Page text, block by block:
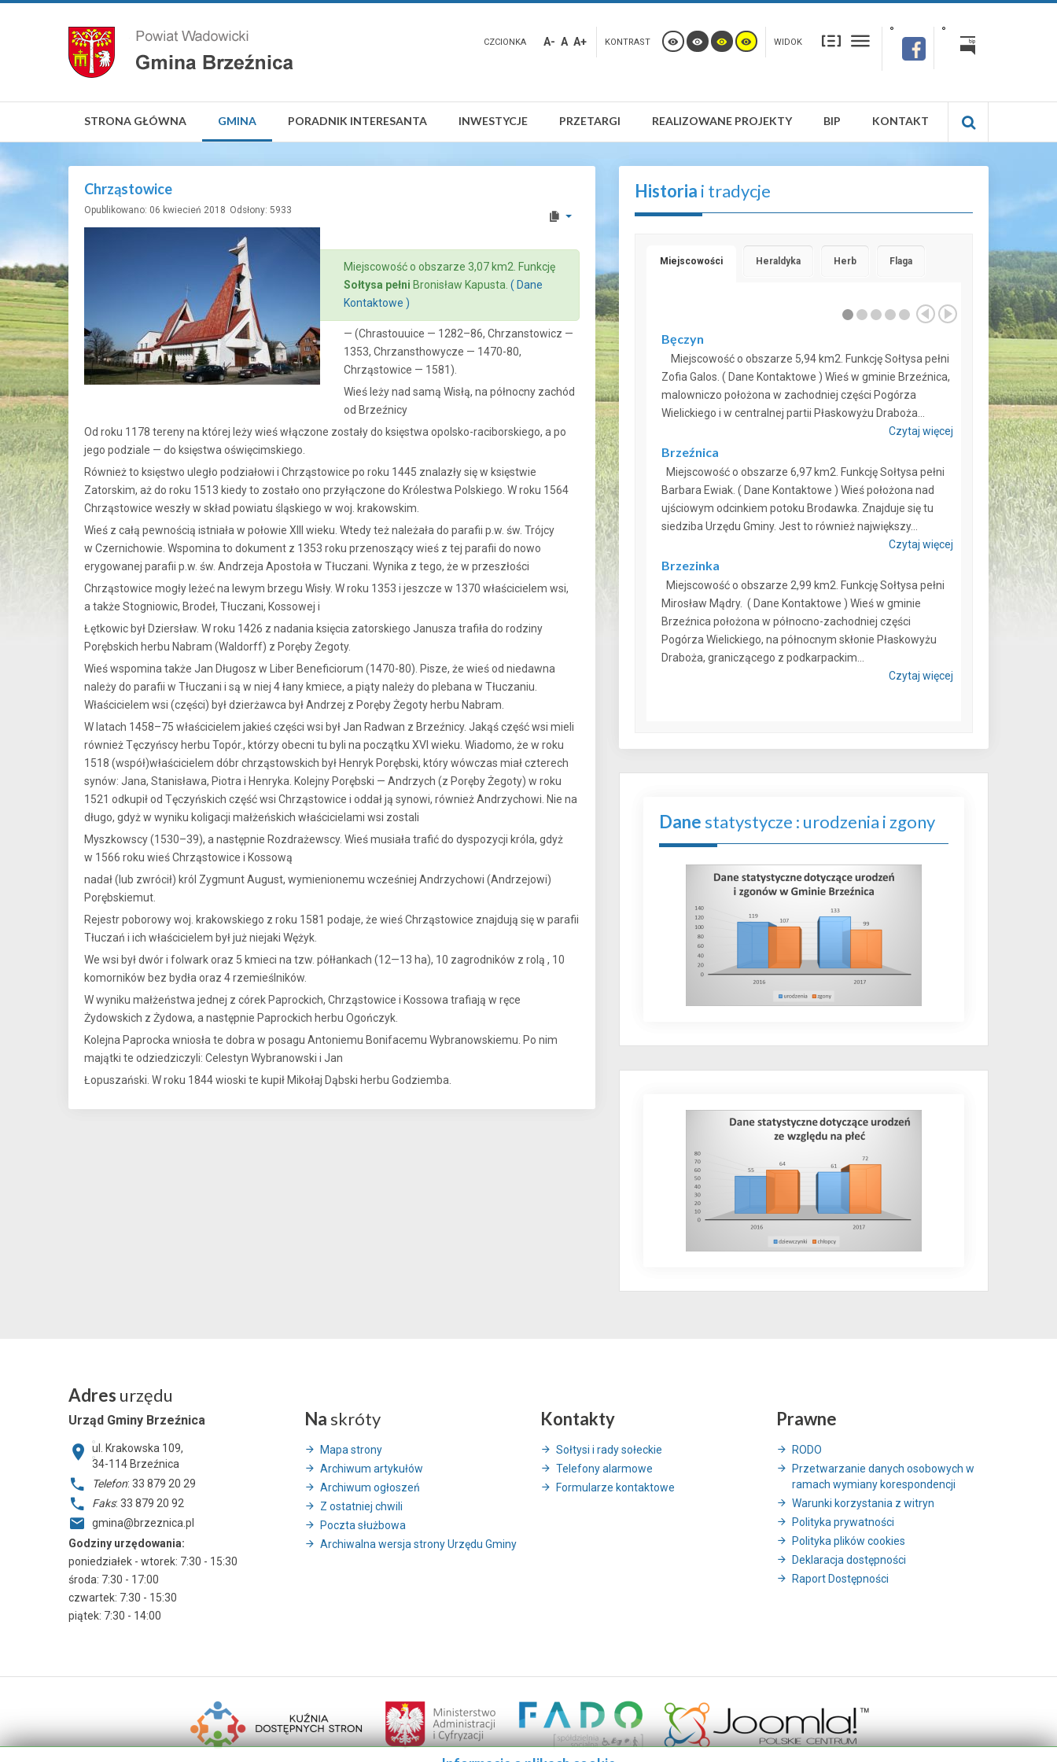
CZCIONKA A- A A+ KONTRAST WIDOK
STRONA GŁÓWNA GMINA PORADNIK INTERESANTA INWESTYCJE PRZETARGI REALIZOWANE PROJEKTY BIP KONTAKT
Chrząstowice
Opublikowano: 06 kwiecień 2018 Odsłony: 5933
Miejscowość o obszarze 3,07 km2. Funkcję
Sołtysa pełni Bronisław Kapusta. ( Dane
Kontaktowe )
— (Chrastouuice — 1282–86, Chrzanstowicz —
1353, Chrzansthowycze — 1470-80,
Chrząstowice — 1581).
Wieś leży nad samą Wisłą, na północny zachód
od Brzeźnicy
Od roku 1178 tereny na której leży wieś włączone zostały do księstwa opolsko-raciborskiego, a po
jego podziale — do księstwa oświęcimskiego.
Również to księstwo uległo podziałowi i Chrząstowice po roku 1445 znalazły się w księstwie
Zatorskim, aż do roku 1513 kiedy to zostało ono przyłączone do Królestwa Polskiego. W roku 1564
Chrząstowice weszły w skład powiatu śląskiego w woj. krakowskim.
Wieś z całą pewnością istniała w połowie XIII wieku. Wtedy też należała do parafii p.w. św. Trójcy
w Czernichowie. Wspomina to dokument z 1353 roku przenoszący wieś z tej parafii do nowo
erygowanej parafii p.w. św. Andrzeja Apostoła w Tłuczani. Wynika z tego, że w przeszłości
Chrząstowice mogły leżeć na lewym brzegu Wisły. W roku 1353 i jeszcze w 1370 właścicielem wsi,
a także Stogniowic, Brodeł, Tłuczani, Kossowej i
Łętkowic był Dziersław. W roku 1426 z nadania księcia zatorskiego Janusza trafiła do rodziny
Porębskich herbu Nabram (Waldorff) z Poręby Żegoty.
Wieś wspomina także Jan Długosz w Liber Beneficiorum (1470-80). Pisze, że wieś od niedawna
należy do parafii w Tłuczani i są w niej 4 łany kmiece, a piąty należy do plebana w Tłuczaniu.
Właścicielem wsi (części) był dzierżawca był Andrzej z Poręby Żegoty herbu Nabram.
W latach 1458–75 właścicielem jakieś części wsi był Jan Radwan z Brzeźnicy. Jakąś część wsi mieli
również Tęczyńscy herbu Topór., którzy obecni tu byli na początku XVI wieku. Wiadomo, że w roku
1518 (współ)właścicielem dóbr chrząstowskich był Henryk Porębski, który wówczas miał czterech
synów: Jana, Stanisława, Piotra i Henryka. Kolejny Porębski — Andrzych (z Poręby Żegoty) w roku
1521 odkupił od Tęczyńskich część wsi Chrząstowice i oddał ją synowi, również Andrzychowi. Nie na
długo, gdyż w wyniku koligacji małżeńskich właścicielami wsi zostali
Myszkowscy (1530–39), a następnie Rozdrażewscy. Wieś musiała trafić do dyspozycji króla, gdyż
w 1566 roku wieś Chrząstowice i Kossową
nadał (lub zwrócił) król Zygmunt August, wymienionemu wcześniej Andrzychowi (Andrzejowi)
Porębskiemut.
Rejestr poborowy woj. krakowskiego z roku 1581 podaje, że wieś Chrząstowice znajdują się w parafii
Tłuczań i ich właścicielem był już niejaki Wężyk.
We wsi był dwór i folwark oraz 5 kmieci na tzw. półłankach (12—13 ha), 10 zagrodników z rolą , 10
komorników bez bydła oraz 4 rzemieślników.
W wyniku małżeństwa jednej z córek Paprockich, Chrząstowice i Kossowa trafiają w ręce
Żydowskich z Żydowa, a następnie Paprockich herbu Ogończyk.
Kolejna Paprocka wniosła te dobra w posagu Antoniemu Bonifacemu Wybranowskiemu. Po nim
majątki te odziedziczyli: Celestyn Wybranowski i Jan
Łopuszański. W roku 1844 wioski te kupił Mikołaj Dąbski herbu Godziemba.
Historia i tradycje
Miejscowości Heraldyka Herb Flaga
Poprzedni
Następny
Bęczyn
Miejscowość o obszarze 5,94 km2. Funkcję Sołtysa pełni
Zofia Galos. ( Dane Kontaktowe ) Wieś w gminie Brzeźnica,
malowniczo położona w zachodniej części Pogórza
Wielickiego i w centralnej partii Płaskowyżu Draboża...
Czytaj więcej
Brzeźnica
Miejscowość o obszarze 6,97 km2. Funkcję Sołtysa pełni
Barbara Ewiak. ( Dane Kontaktowe ) Wieś położona nad
ujściowym odcinkiem potoku Brodawka. Znajduje się tu
siedziba Urzędu Gminy. Jest to również największy...
Czytaj więcej
Brzezinka
Miejscowość o obszarze 2,99 km2. Funkcję Sołtysa pełni
Mirosław Mądry. ( Dane Kontaktowe ) Wieś w gminie
Brzeźnica położona w północno-zachodniej części
Pogórza Wielickiego, na północnym skłonie Płaskowyżu
Draboża, graniczącego z podkarpackim...
Czytaj więcej
Pobierz
Pobierz
Pobierz
Dane statystycze : urodzenia i zgony
Adres urzędu
Urząd Gminy Brzeźnica
ul. Krakowska 109,
34-114 Brzeźnica
Telefon: 33 879 20 29
Faks: 33 879 20 92
gmina@brzeznica.pl
Godziny urzędowania:
poniedziałek - wtorek: 7:30 - 15:30
środa: 7:30 - 17:00
czwartek: 7:30 - 15:30
piątek: 7:30 - 14:00
Na skróty
Mapa strony
Archiwum artykułów
Archiwum ogłoszeń
Z ostatniej chwili
Poczta służbowa
Archiwalna wersja strony Urzędu Gminy
Kontakty
Sołtysi i rady sołeckie
Telefony alarmowe
Formularze kontaktowe
Prawne
RODO
Przetwarzanie danych osobowych w
ramach wymiany korespondencji
Warunki korzystania z witryn
Polityka prywatności
Polityka plików cookies
Deklaracja dostępności
Raport Dostępności